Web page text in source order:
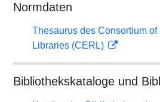
Normdaten
Thesaurus des Consortium
Libraries (CERL)
Bibliothekskataloge und